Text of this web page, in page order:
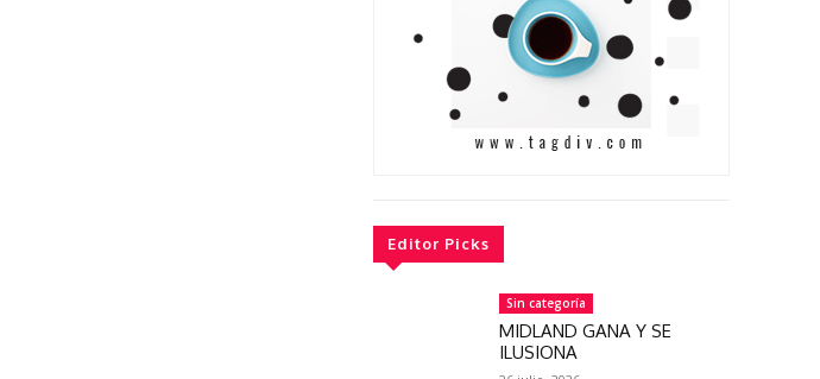
Editor Picks
Sin categoría
MIDLAND GANA Y SE
ILUSIONA